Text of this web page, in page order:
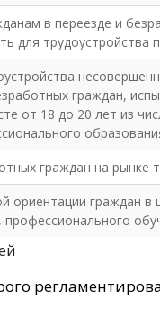
в переезде и
для
граждан,
от 18 до 20 лет из
граждан на рынке
ориентации граждан
профессионального